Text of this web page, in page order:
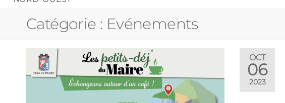
Catégorie : Evénements
OCT
06
2023